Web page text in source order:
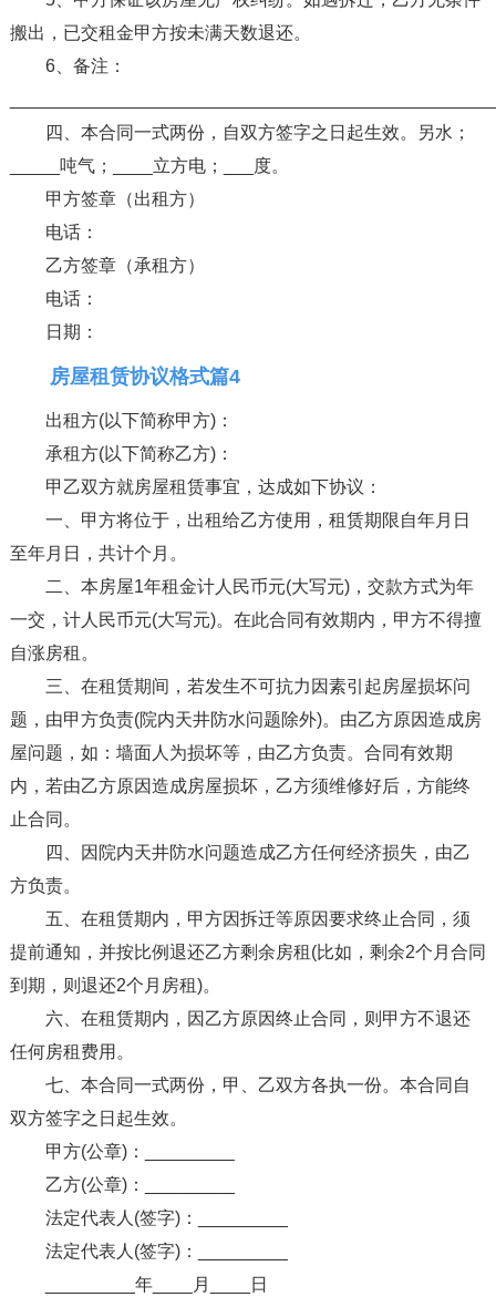
搬出，已交租金甲方按未满天数退还。
6、备注：
四、本合同一式两份，自双方签字之日起生效。另水；
_____吨气；____立方电；___度。
甲方签章（出租方）
电话：
乙方签章（承租方）
电话：
日期：
房屋租赁协议格式篇4
出租方(以下简称甲方)：
承租方(以下简称乙方)：
甲乙双方就房屋租赁事宜，达成如下协议：
一、甲方将位于，出租给乙方使用，租赁期限自年月日
至年月日，共计个月。
二、本房屋1年租金计人民币元(大写元)，交款方式为年
一交，计人民币元(大写元)。在此合同有效期内，甲方不得擅
自涨房租。
三、在租赁期间，若发生不可抗力因素引起房屋损坏问
题，由甲方负责(院内天井防水问题除外)。由乙方原因造成房
屋问题，如：墙面人为损坏等，由乙方负责。合同有效期
内，若由乙方原因造成房屋损坏，乙方须维修好后，方能终
止合同。
四、因院内天井防水问题造成乙方任何经济损失，由乙
方负责。
五、在租赁期内，甲方因拆迁等原因要求终止合同，须
提前通知，并按比例退还乙方剩余房租(比如，剩余2个月合同
到期，则退还2个月房租)。
六、在租赁期内，因乙方原因终止合同，则甲方不退还
任何房租费用。
七、本合同一式两份，甲、乙双方各执一份。本合同自
双方签字之日起生效。
甲方(公章)：_________
乙方(公章)：_________
法定代表人(签字)：_________
法定代表人(签字)：_________
_________年____月____日